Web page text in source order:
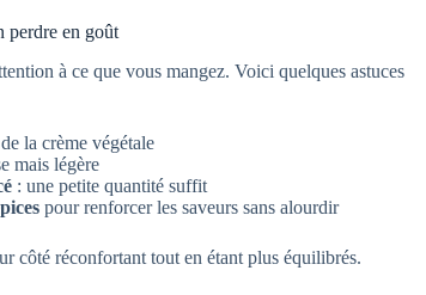
perdre en goût
à ce que vous mangez. Voici quelques astuces
la crème végétale
mais légère
: une petite quantité suffit
pour renforcer les saveurs sans alourdir
côté réconfortant tout en étant plus équilibrés.